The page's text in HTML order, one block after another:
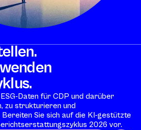
Daten für CDP und darüber
zu strukturieren und
Sie sich auf die KI-gestützte
2026 vor.